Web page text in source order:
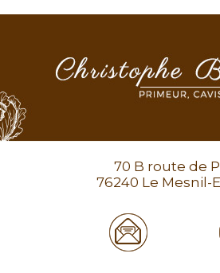
70 B route de
76240 Le Mesnil-